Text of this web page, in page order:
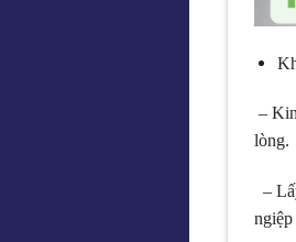
–
lòng.
–
ngiệp